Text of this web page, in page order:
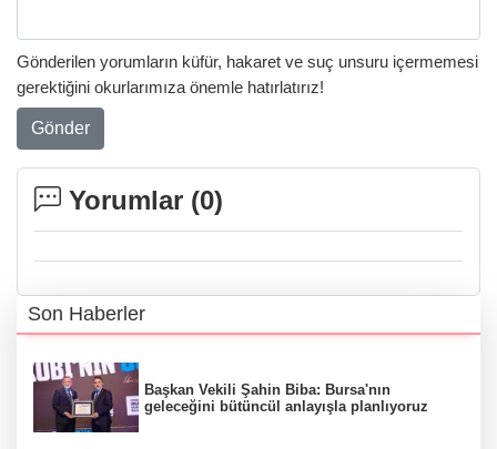
Gönderilen yorumların küfür, hakaret ve suç unsuru içermemesi
gerektiğini okurlarımıza önemle hatırlatırız!
Gönder
Yorumlar (0)
Son Haberler
Başkan Vekili Şahin Biba: Bursa'nın
geleceğini bütüncül anlayışla planlıyoruz